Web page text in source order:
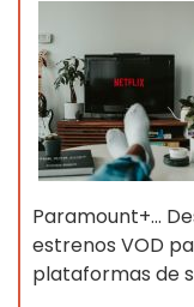
Paramount+…
estrenos VOD
plataformas de